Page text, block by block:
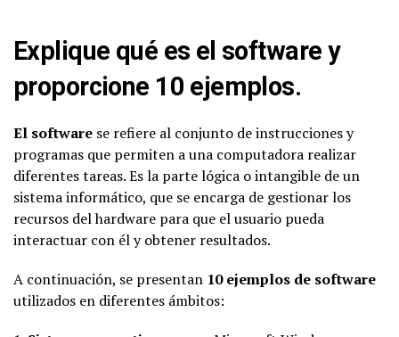
Explique qué es el software y
proporcione 10 ejemplos.
El software se refiere al conjunto de instrucciones y
programas que permiten a una computadora realizar
diferentes tareas. Es la parte lógica o intangible de un
sistema informático, que se encarga de gestionar los
recursos del hardware para que el usuario pueda
interactuar con él y obtener resultados.
A continuación, se presentan 10 ejemplos de software
utilizados en diferentes ámbitos: